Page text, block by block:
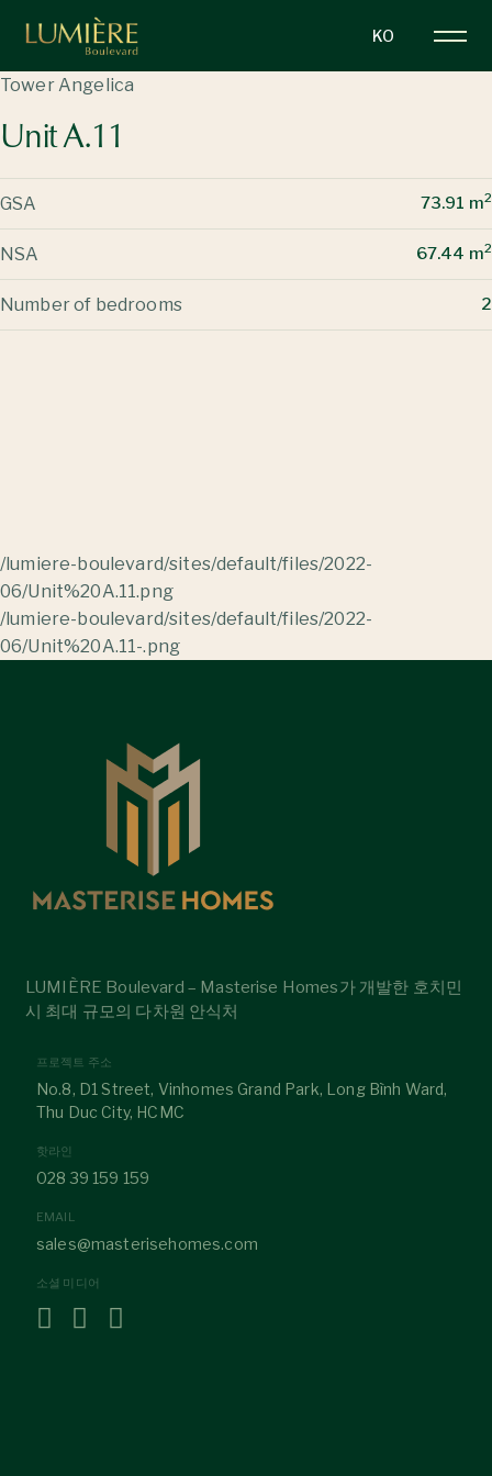
콘
텐
츠
로
건
너
뛰
기
KO
Tower Angelica
Unit A.11
GSA 73.91 m2
NSA 67.44 m2
Number of bedrooms 2
/lumiere-boulevard/sites/default/files/2022-
06/Unit%20A.11.png
/lumiere-boulevard/sites/default/files/2022-
06/Unit%20A.11-.png
LUMIÈRE Boulevard – Masterise Homes가 개발한 호치민
시 최대 규모의 다차원 안식처
프로젝트 주소
No.8, D1 Street, Vinhomes Grand Park, Long Bình Ward,
Thu Duc City, HCMC
핫라인
028 39 159 159
EMAIL
sales@masterisehomes.com
소셜 미디어